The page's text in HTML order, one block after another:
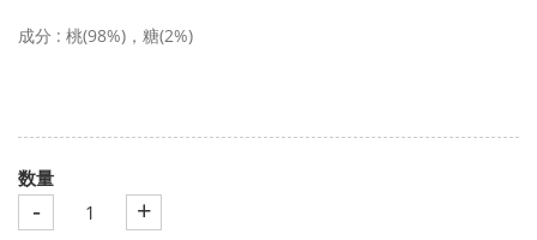
成分 : 桃(98%) ，糖(2%)
数量
- +